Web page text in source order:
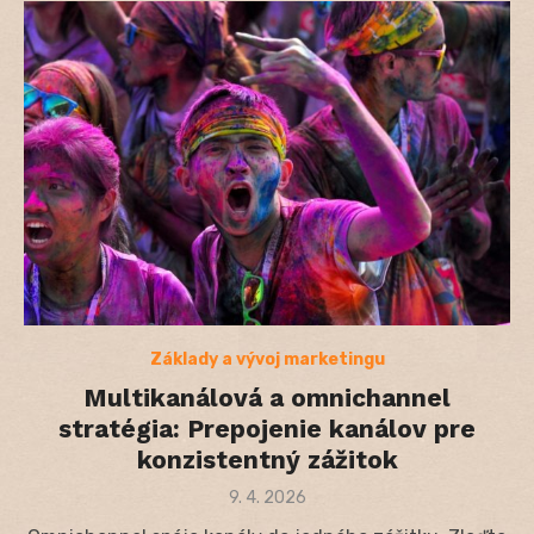
Základy a vývoj marketingu
Multikanálová a omnichannel
stratégia: Prepojenie kanálov pre
konzistentný zážitok
Posted
9. 4. 2026